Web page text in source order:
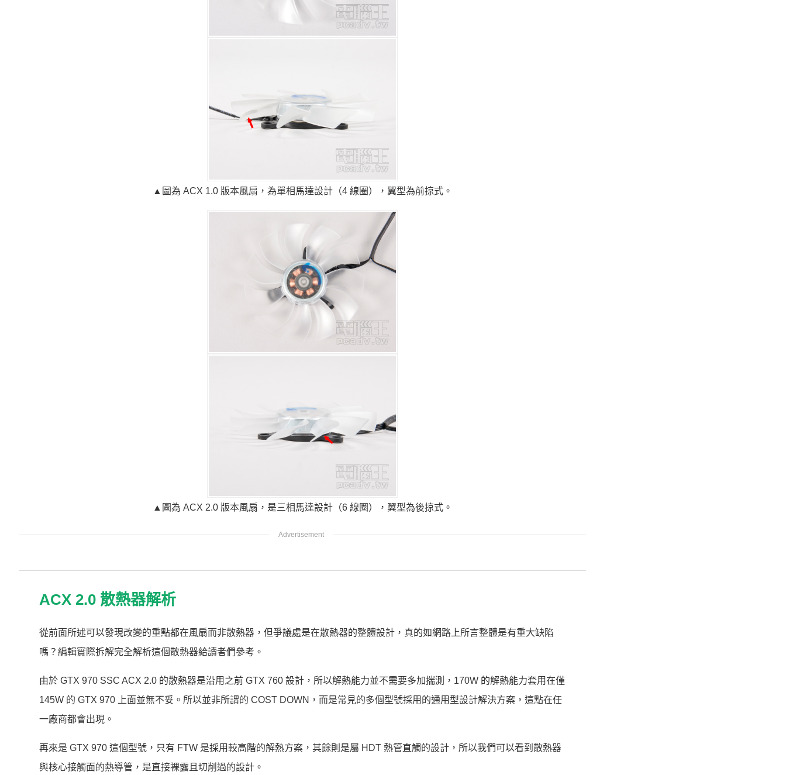
▲圖為 ACX 1.0 版本風扇，為單相馬達設計（4 線圈），翼型為前掠式。
▲圖為 ACX 2.0 版本風扇，是三相馬達設計（6 線圈），翼型為後掠式。
ACX 2.0 散熱器解析
從前面所述可以發現改變的重點都在風扇而非散熱器，但爭議處是在散熱器的整體設計，真的如網路上所言整體是有重大缺陷
嗎？編輯實際拆解完全解析這個散熱器給讀者們參考。
由於 GTX 970 SSC ACX 2.0 的散熱器是沿用之前 GTX 760 設計，所以解熱能力並不需要多加揣測，170W 的解熱能力套用在僅
145W 的 GTX 970 上面並無不妥。所以並非所謂的 COST DOWN，而是常見的多個型號採用的通用型設計解決方案，這點在任
一廠商都會出現。
再來是 GTX 970 這個型號，只有 FTW 是採用較高階的解熱方案，其餘則是屬 HDT 熱管直觸的設計，所以我們可以看到散熱器
與核心接觸面的熱導管，是直接裸露且切削過的設計。